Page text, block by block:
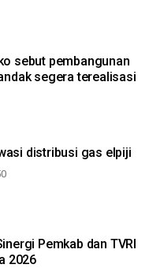
sebut pembangunan
segera terealisasi
distribusi gas elpiji
Pemkab dan TVRI
2026